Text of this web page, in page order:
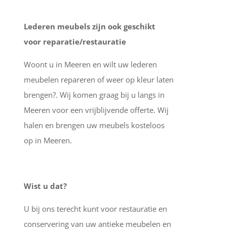
Lederen meubels zijn ook geschikt
voor reparatie/restauratie
Woont u in Meeren en wilt uw lederen
meubelen repareren of weer op kleur laten
brengen?. Wij komen graag bij u langs in
Meeren voor een vrijblijvende offerte. Wij
halen en brengen uw meubels kosteloos
op in Meeren.
Wist u dat?
U bij ons terecht kunt voor restauratie en
conservering van uw antieke meubelen en